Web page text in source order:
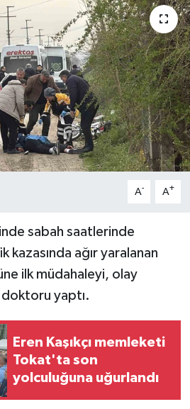
A- A+
sabah saatlerinde
kazasında ağır yaralanan
ilk müdahaleyi, olay
yaptı.
Eren Kaşıkçı memleketi
Tokat'ta son
yolculuğuna uğurlandı